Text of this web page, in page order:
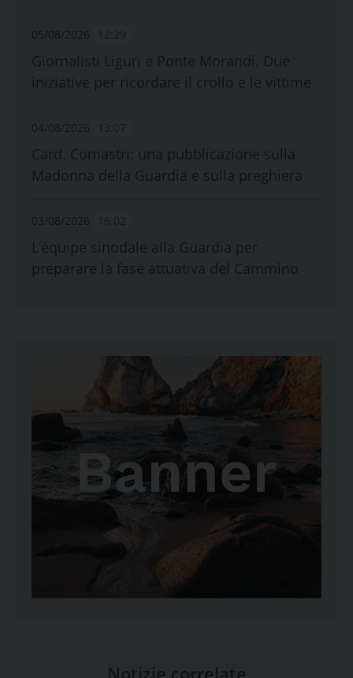
05/08/2026
Giornalisti Liguri e Ponte Morandi. Due
iniziative per ricordare il crollo e le vittime
04/08/2026
Card. Comastri: una pubblicazione sulla
Madonna della Guardia e sulla preghiera
03/08/2026
L’équipe sinodale alla Guardia per
preparare la fase attuativa del Cammino